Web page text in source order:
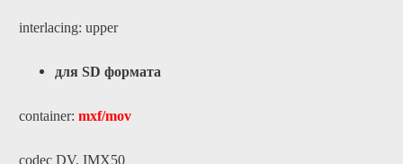
interlacing: upper
для SD формата
container: mxf/mov
codec DV, IMX50